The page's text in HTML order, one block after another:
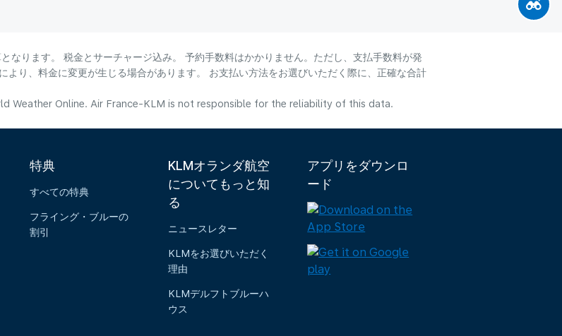
なります。 税金とサーチャージ込み。 予約手数料はかかりません。ただし、支払手数料が発
より、料金に変更が生じる場合があります。 お支払い方法をお選びいただく際に、正確な合計
Weather Online. Air France-KLM is not responsible for the reliability of this data.
特典
すべての特典
フライング・ブルーの
割引
KLMオランダ航空
についてもっと知
る
ニュースレター
KLMをお選びいただく
理由
KLMデルフトブルーハ
ウス
アプリをダウンロ
ード